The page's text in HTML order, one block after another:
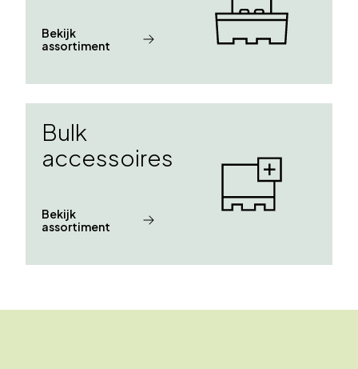
Bekijk
assortiment
Bulk
accessoires
Bekijk
assortiment